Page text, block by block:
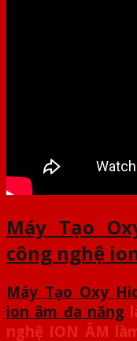
Máy Tạo
công nghệ
Máy Tạo Oxy
ion âm đa năng
nghệ ION ÂM